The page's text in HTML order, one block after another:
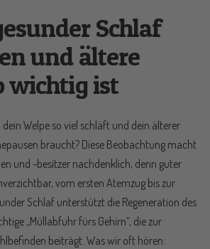
Schlaf
und ältere
wichtig ist
Welpe so viel schläft und dein älterer
braucht? Diese Beobachtung macht
und -besitzer nachdenklich, denn guter
vom ersten Atemzug bis zur
Schlaf unterstützt die Regeneration des
„Müllabfuhr fürs Gehirn“, die zur
beiträgt. Was wir oft hören: